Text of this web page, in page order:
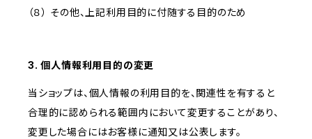
（８） その他、上記利用目的に付随する目的のため
3. 個人情報利用目的の変更
当ショップは、個人情報の利用目的を、関連性を有すると
合理的に認められる範囲内において変更することがあり、
変更した場合にはお客様に通知又は公表します。